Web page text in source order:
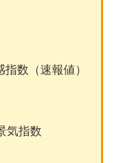
数（速報値）
気指数